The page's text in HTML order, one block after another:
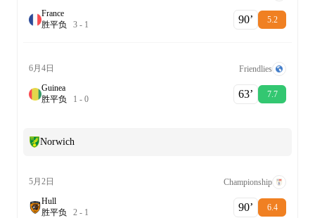
France
胜平负 3 - 1 90‎’‎ 5.2
6月4日
Friendlies
Guinea
胜平负 1 - 0 63‎’‎ 7.7
Norwich
5月2日
Championship
Hull
胜平负 2 - 1 90‎’‎ 6.4